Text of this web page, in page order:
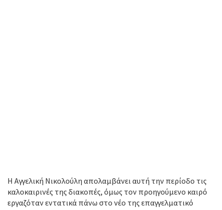
Η Αγγελική Νικολούλη απολαμβάνει αυτή την περίοδο τις
καλοκαιρινές της διακοπές, όμως τον προηγούμενο καιρό
εργαζόταν εντατικά πάνω στο νέο της επαγγελματικό